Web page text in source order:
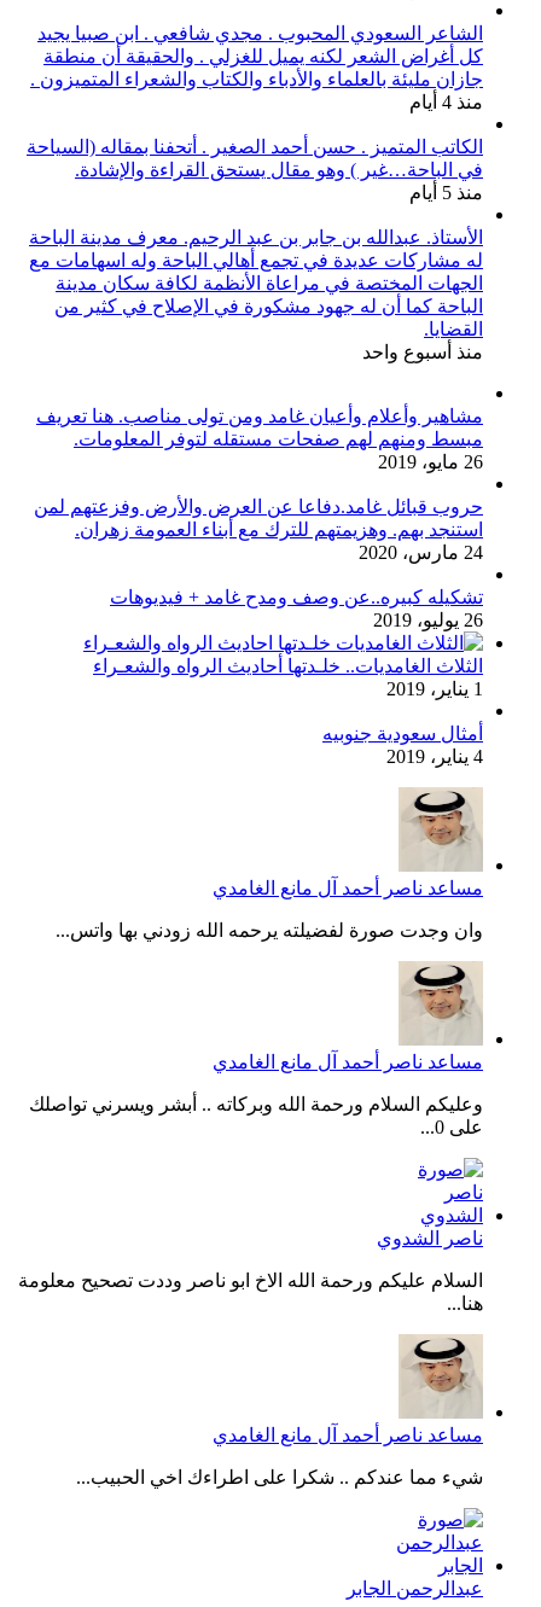
الشاعر السعودي المحبوب . مجدي شافعي . ابن صبيا يجيد
كل أغراض الشعر لكنه يميل للغزلي . والحقيقة أن منطقة
جازان مليئة بالعلماء والأدباء والكتاب والشعراء المتميزون .
منذ 4 أيام
الكاتب المتميز . حسن أحمد الصغير . أتحفنا بمقاله (السياحة
في الباحة…غير ) وهو مقال يستحق القراءة والإشادة.
منذ 5 أيام
الأستاذ. عبدالله بن جابر بن عبد الرحيم. معرف مدينة الباحة
له مشاركات عديدة في تجمع أهالي الباحة وله اسهامات مع
الجهات المختصة في مراعاة الأنظمة لكافة سكان مدينة
الباحة كما أن له جهود مشكورة في الإصلاح في كثير من
القضايا.
منذ أسبوع واحد
مشاهير وأعلام وأعيان غامد ومن تولى مناصب. هنا تعريف
مبسط ومنهم لهم صفحات مستقله لتوفر المعلومات.
26 مايو، 2019
حروب قبائل غامد.دفاعا عن العرض والأرض وفزعتهم لمن
استنجد بهم. وهزيمتهم للترك مع أبناء العمومة زهران.
24 مارس، 2020
تشكيله كبيره..عن وصف ومدح غامد + فيديوهات
26 يوليو، 2019
الثلاث الغامديات.. خلـدتها أحاديث الرواه والشعـراء
1 يناير، 2019
أمثال سعودية جنوبيه
4 يناير، 2019
مساعد ناصر أحمد آل مانع الغامدي
وان وجدت صورة لفضيلته يرحمه الله زودني بها واتس...
مساعد ناصر أحمد آل مانع الغامدي
وعليكم السلام ورحمة الله وبركاته .. أبشر ويسرني تواصلك
على 0...
ناصر الشدوي
السلام عليكم ورحمة الله الاخ ابو ناصر وددت تصحيح معلومة
هنا...
مساعد ناصر أحمد آل مانع الغامدي
شيء مما عندكم .. شكرا على اطراءك اخي الحبيب...
عبدالرحمن الجابر